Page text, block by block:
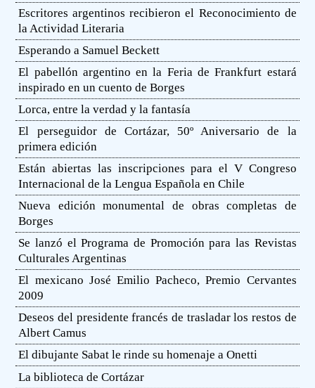
Escritores argentinos recibieron el Reconocimiento de
la Actividad Literaria
Esperando a Samuel Beckett
El pabellón argentino en la Feria de Frankfurt estará
inspirado en un cuento de Borges
Lorca, entre la verdad y la fantasía
El perseguidor de Cortázar, 50º Aniversario de la
primera edición
Están abiertas las inscripciones para el V Congreso
Internacional de la Lengua Española en Chile
Nueva edición monumental de obras completas de
Borges
Se lanzó el Programa de Promoción para las Revistas
Culturales Argentinas
El mexicano José Emilio Pacheco, Premio Cervantes
2009
Deseos del presidente francés de trasladar los restos de
Albert Camus
El dibujante Sabat le rinde su homenaje a Onetti
La biblioteca de Cortázar